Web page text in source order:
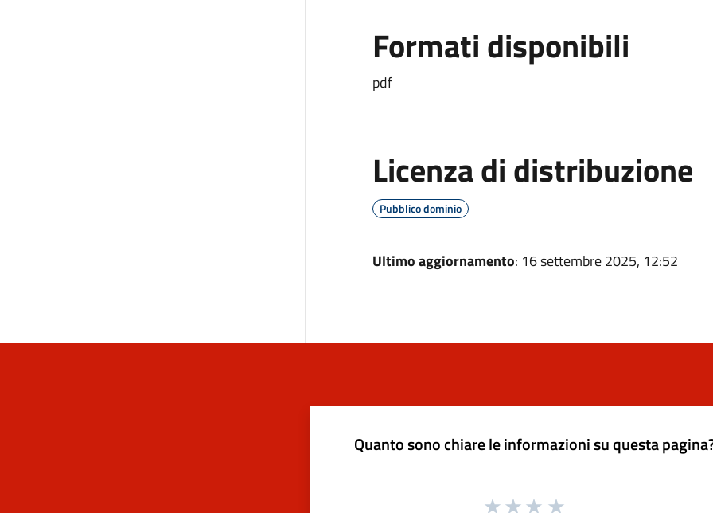
Formati disponibili
pdf
Licenza di distribuzione
Pubblico dominio
Ultimo aggiornamento: 16 settembre 2025, 12:52
Quanto sono chiare le informazioni su questa